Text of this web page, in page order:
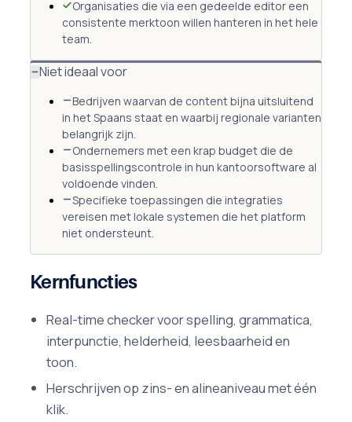
Organisaties die via een gedeelde editor een
consistente merktoon willen hanteren in het hele
team.
Niet ideaal voor
Bedrijven waarvan de content bijna uitsluitend
in het Spaans staat en waarbij regionale varianten
belangrijk zijn.
Ondernemers met een krap budget die de
basisspellingscontrole in hun kantoorsoftware al
voldoende vinden.
Specifieke toepassingen die integraties
vereisen met lokale systemen die het platform
niet ondersteunt.
Kernfuncties
Real-time checker voor spelling, grammatica,
interpunctie, helderheid, leesbaarheid en
toon.
Herschrijven op zins- en alineaniveau met één
klik.